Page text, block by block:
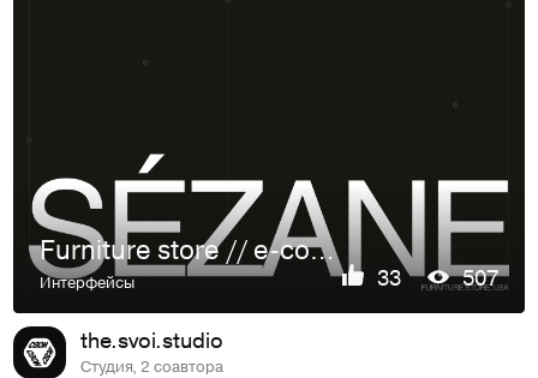
Furniture store // e-commerce design
Интерфейсы 33 507
the.svoi.studio
Студия, 2 соавтора